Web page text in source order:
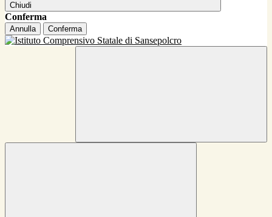
Chiudi
Conferma
Annulla Conferma